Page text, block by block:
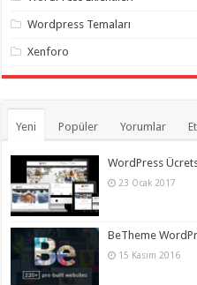
Wordpress Temaları
Xenforo
Yeni Popüler Yorumlar
WordPress
23 Ocak 2017
BeTheme
15 Kasım 2016